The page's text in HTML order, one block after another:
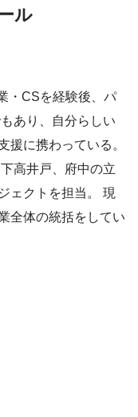
ル
・CSを経験後、パ
あり、自分らしい
援に携わっている。
高井戸、府中の立
ェクトを担当。 現
全体の統括をしてい